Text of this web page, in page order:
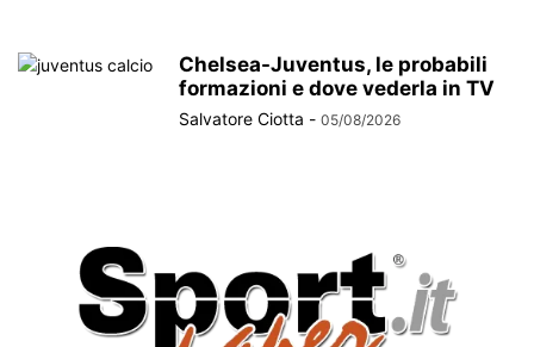
Chelsea-Juventus, le probabili
formazioni e dove vederla in TV
Salvatore Ciotta - 05/08/2026